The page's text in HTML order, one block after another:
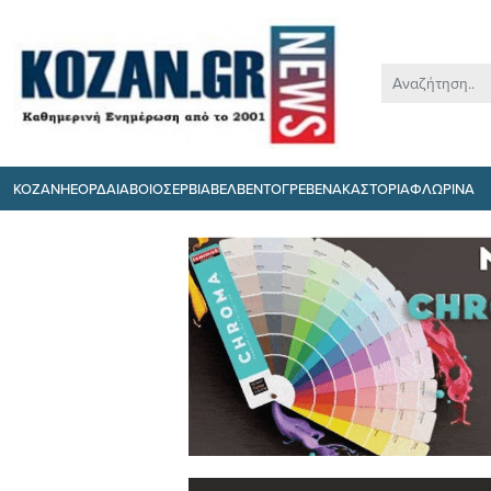
ΚΟΖΑΝΗΕΟΡΔΑΙΑΒΟΙΟΣΕΡΒΙΑΒΕΛΒΕΝΤΟΓΡΕΒΕΝΑΚΑΣΤΟΡΙΑΦΛΩΡΙΝΑ